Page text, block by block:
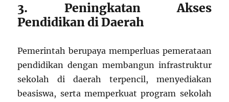
3. Peningkatan Akses
Pendidikan di Daerah
Pemerintah berupaya memperluas pemerataan
pendidikan dengan membangun infrastruktur
sekolah di daerah terpencil, menyediakan
beasiswa, serta memperkuat program sekolah